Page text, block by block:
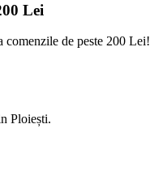
Lei
comenzile de peste 200 Lei!
Ploiești.